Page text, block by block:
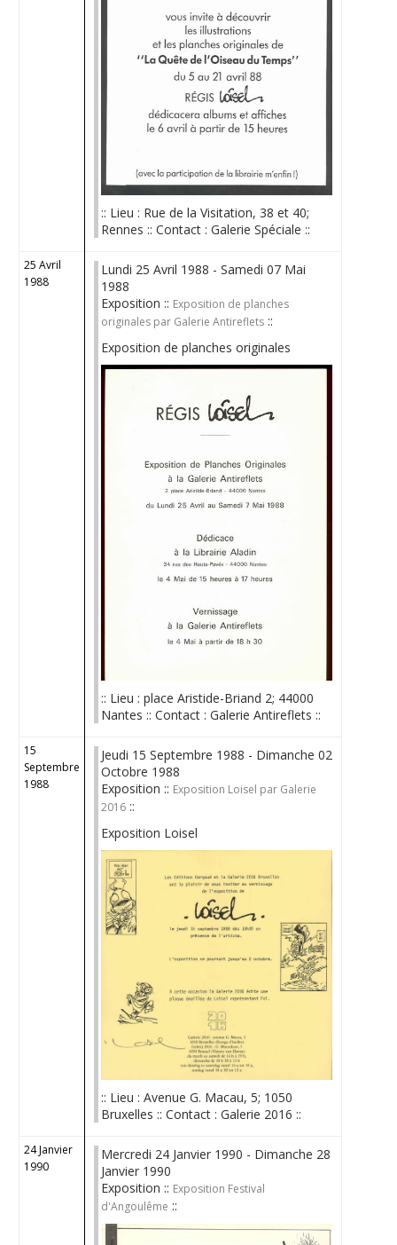
:: Lieu : Rue de la Visitation, 38 et 40;
Rennes :: Contact : Galerie Spéciale ::
25 Avril
1988
Lundi 25 Avril 1988 - Samedi 07 Mai
1988
Exposition :: Exposition de planches
originales par Galerie Antireflets ::
Exposition de planches originales
:: Lieu : place Aristide-Briand 2; 44000
Nantes :: Contact : Galerie Antireflets ::
15
Septembre
1988
Jeudi 15 Septembre 1988 - Dimanche 02
Octobre 1988
Exposition :: Exposition Loisel par Galerie
2016 ::
Exposition Loisel
:: Lieu : Avenue G. Macau, 5; 1050
Bruxelles :: Contact : Galerie 2016 ::
24 Janvier
1990
Mercredi 24 Janvier 1990 - Dimanche 28
Janvier 1990
Exposition :: Exposition Festival
d'Angoulême ::